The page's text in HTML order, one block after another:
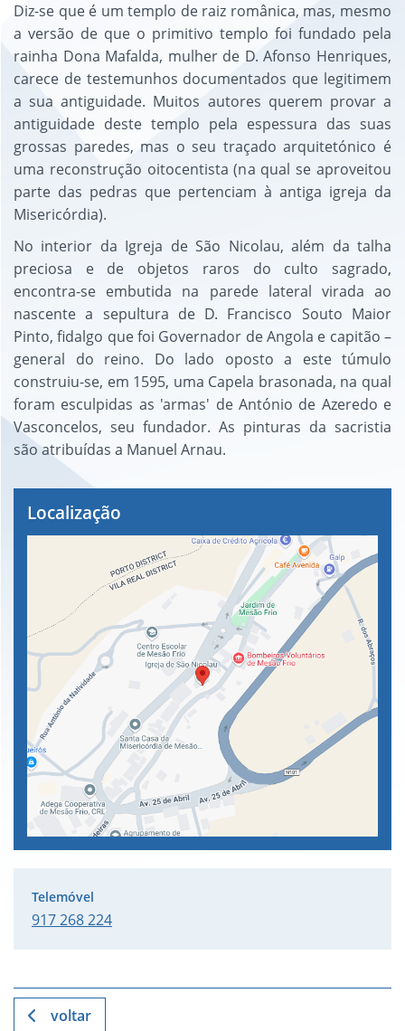
Diz-se que é um templo de raiz românica, mas, mesmo
a versão de que o primitivo templo foi fundado pela
rainha Dona Mafalda, mulher de D. Afonso Henriques,
carece de testemunhos documentados que legitimem
a sua antiguidade. Muitos autores querem provar a
antiguidade deste templo pela espessura das suas
grossas paredes, mas o seu traçado arquitetónico é
uma reconstrução oitocentista (na qual se aproveitou
parte das pedras que pertenciam à antiga igreja da
Misericórdia).
No interior da Igreja de São Nicolau, além da talha
preciosa e de objetos raros do culto sagrado,
encontra-se embutida na parede lateral virada ao
nascente a sepultura de D. Francisco Souto Maior
Pinto, fidalgo que foi Governador de Angola e capitão –
general do reino. Do lado oposto a este túmulo
construiu-se, em 1595, uma Capela brasonada, na qual
foram esculpidas as 'armas' de António de Azeredo e
Vasconcelos, seu fundador. As pinturas da sacristia
são atribuídas a Manuel Arnau.
917 268 224
voltar